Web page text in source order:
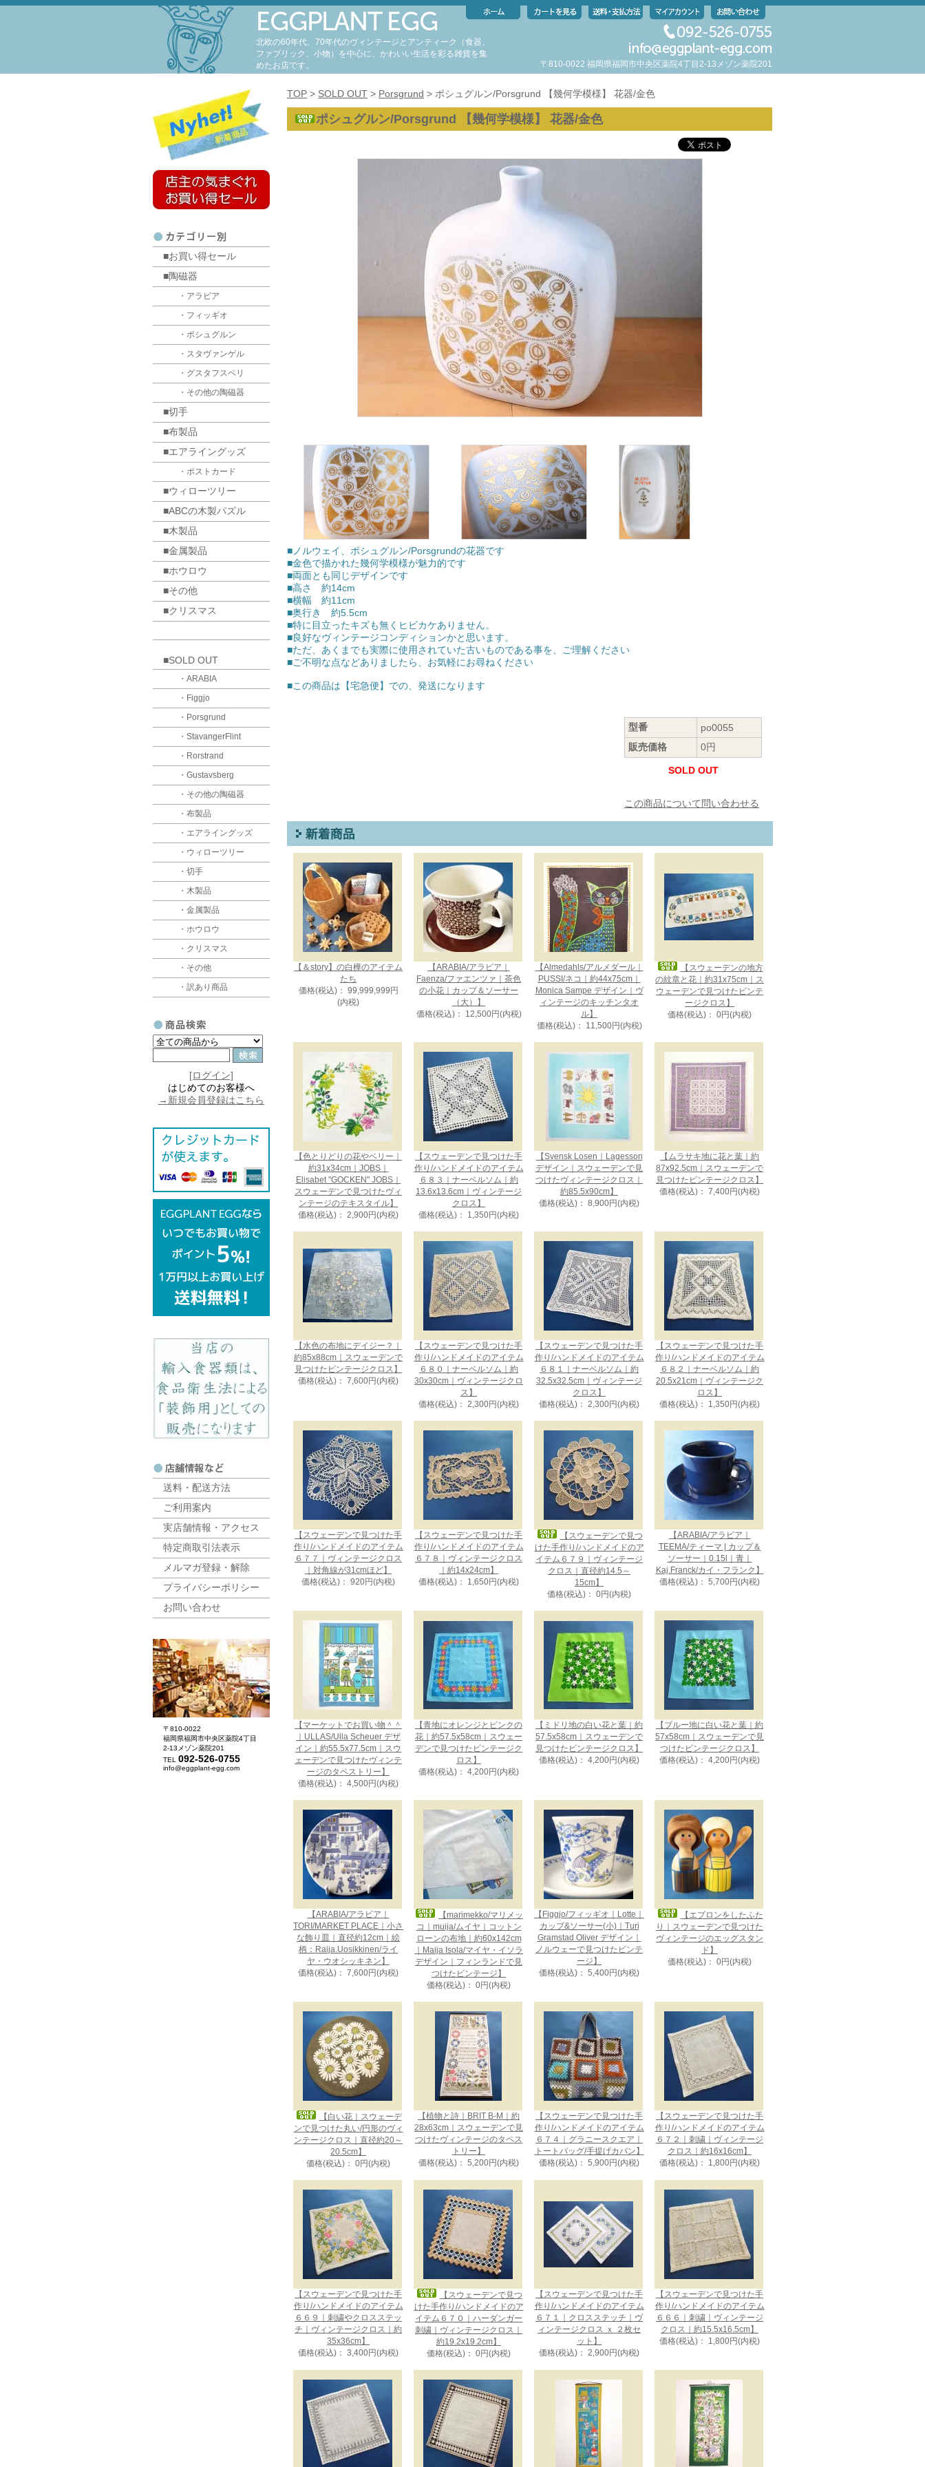
北欧の60年代、70年代のヴィンテージとアンティーク（食器、
ファブリック、小物）を中心に、かわいい生活を彩る雑貨を集
めたお店です。
〒810-0022 福岡県福岡市中央区薬院4丁目2-13メゾン薬院201
TOP > SOLD OUT > Porsgrund > ポシュグルン/Porsgrund 【幾何学模様】 花器/金色
ポシュグルン/Porsgrund 【幾何学模様】 花器/金色
■ノルウェイ、ポシュグルン/Porsgrundの花器です
■金色で描かれた幾何学模様が魅力的です
■両面とも同じデザインです
■高さ 約14cm
■横幅 約11cm
■奥行き 約5.5cm
■特に目立ったキズも無くヒビカケありません。
■良好なヴィンテージコンディションかと思います。
■ただ、あくまでも実際に使用されていた古いものである事を、ご理解ください
■ご不明な点などありましたら、お気軽にお尋ねください
■この商品は【宅急便】での、発送になります
型番
po0055
販売価格
0円
SOLD OUT
この商品について問い合わせる
【＆story】の白樺のアイテム
たち
価格(税込)： 99,999,999円
(内税)
【ARABIA/アラビア｜
Faenza/ファエンツァ｜茶色
の小花｜カップ＆ソーサー
（大）】
価格(税込)： 12,500円(内税)
【Almedahls/アルメダール｜
PUSSI/ネコ｜約44x75cm｜
Monica Sampe デザイン｜ヴ
ィンテージのキッチンタオ
ル】
価格(税込)： 11,500円(内税)
【スウェーデンの地方
の紋章と花｜約31x75cm｜ス
ウェーデンで見つけたビンテ
ージクロス】
価格(税込)： 0円(内税)
【色とりどりの花やベリー｜
約31x34cm｜JOBS｜
Elisabet "GOCKEN" JOBS｜
スウェーデンで見つけたヴィ
ンテージのテキスタイル】
価格(税込)： 2,900円(内税)
【スウェーデンで見つけた手
作り/ハンドメイドのアイテム
６８３｜ナーベルソム｜約
13.6x13.6cm｜ヴィンテージ
クロス】
価格(税込)： 1,350円(内税)
【Svensk Losen｜Lagesson
デザイン｜スウェーデンで見
つけたヴィンテージクロス｜
約85.5x90cm】
価格(税込)： 8,900円(内税)
【ムラサキ地に花と葉｜約
87x92.5cm｜スウェーデンで
見つけたビンテージクロス】
価格(税込)： 7,400円(内税)
【水色の布地にデイジー？｜
約85x88cm｜スウェーデンで
見つけたビンテージクロス】
価格(税込)： 7,600円(内税)
【スウェーデンで見つけた手
作り/ハンドメイドのアイテム
６８０｜ナーベルソム｜約
30x30cm｜ヴィンテージクロ
ス】
価格(税込)： 2,300円(内税)
【スウェーデンで見つけた手
作り/ハンドメイドのアイテム
６８１｜ナーベルソム｜約
32.5x32.5cm｜ヴィンテージ
クロス】
価格(税込)： 2,300円(内税)
【スウェーデンで見つけた手
作り/ハンドメイドのアイテム
６８２｜ナーベルソム｜約
20.5x21cm｜ヴィンテージク
ロス】
価格(税込)： 1,350円(内税)
【スウェーデンで見つけた手
作り/ハンドメイドのアイテム
６７７｜ヴィンテージクロス
｜対角線が31cmほど】
価格(税込)： 920円(内税)
【スウェーデンで見つけた手
作り/ハンドメイドのアイテム
６７８｜ヴィンテージクロス
｜約14x24cm】
価格(税込)： 1,650円(内税)
【スウェーデンで見つ
けた手作り/ハンドメイドのア
イテム６７９｜ヴィンテージ
クロス｜直径約14.5～
15cm】
価格(税込)： 0円(内税)
【ARABIA/アラビア｜
TEEMA/ティーマ | カップ＆
ソーサー｜0.15l｜青｜
Kaj.Franck/カイ・フランク】
価格(税込)： 5,700円(内税)
【マーケットでお買い物＾＾
｜ULLAS/Ulla Scheuer デザ
イン｜約55.5x77.5cm｜スウ
ェーデンで見つけたヴィンテ
ージのタペストリー】
価格(税込)： 4,500円(内税)
【青地にオレンジとピンクの
花｜約57.5x58cm｜スウェー
デンで見つけたビンテージク
ロス】
価格(税込)： 4,200円(内税)
【ミドリ地の白い花と葉｜約
57.5x58cm｜スウェーデンで
見つけたビンテージクロス】
価格(税込)： 4,200円(内税)
【ブルー地に白い花と葉｜約
57x58cm｜スウェーデンで見
つけたビンテージクロス】
価格(税込)： 4,200円(内税)
【ARABIA/アラビア｜
TORI/MARKET PLACE｜小さ
な飾り皿｜直径約12cm｜絵
柄：Raija.Uosikkinen/ライ
ヤ・ウオシッキネン】
価格(税込)： 7,600円(内税)
【marimekko/マリメッ
コ｜muija/ムイヤ｜コットン
ローンの布地｜約60x142cm
｜Maija Isola/マイヤ・イソラ
デザイン｜フィンランドで見
つけたビンテージ】
価格(税込)： 0円(内税)
【Figgjo/フィッギオ｜Lotte｜
カップ&ソーサー(小)｜Turi
Gramstad Oliver デザイン｜
ノルウェーで見つけたビンテ
ージ】
価格(税込)： 5,400円(内税)
【エプロンをしたふた
り｜スウェーデンで見つけた
ヴィンテージのエッグスタン
ド】
価格(税込)： 0円(内税)
【白い花｜スウェーデ
ンで見つけた丸い/円形のヴィ
ンテージクロス｜直径約20～
20.5cm】
価格(税込)： 0円(内税)
【植物と詩｜BRIT B-M｜約
28x63cm｜スウェーデンで見
つけたヴィンテージのタペス
トリー】
価格(税込)： 5,200円(内税)
【スウェーデンで見つけた手
作り/ハンドメイドのアイテム
６７４｜グラニースクエア｜
トートバッグ/手提げカバン】
価格(税込)： 5,900円(内税)
【スウェーデンで見つけた手
作り/ハンドメイドのアイテム
６７２｜刺繍｜ヴィンテージ
クロス｜約16x16cm】
価格(税込)： 1,800円(内税)
【スウェーデンで見つけた手
作り/ハンドメイドのアイテム
６６９｜刺繍やクロスステッ
チ｜ヴィンテージクロス｜約
35x36cm】
価格(税込)： 3,400円(内税)
【スウェーデンで見つ
けた手作り/ハンドメイドのア
イテム６７０｜ハーダンガー
刺繍｜ヴィンテージクロス｜
約19.2x19.2cm】
価格(税込)： 0円(内税)
【スウェーデンで見つけた手
作り/ハンドメイドのアイテム
６７１｜クロスステッチ｜ヴ
ィンテージクロス ｘ ２枚セ
ット】
価格(税込)： 2,900円(内税)
【スウェーデンで見つけた手
作り/ハンドメイドのアイテム
６６６｜刺繍｜ヴィンテージ
クロス｜約15.5x16.5cm】
価格(税込)： 1,800円(内税)
■お買い得セール
■陶磁器
・アラビア
・フィッギオ
・ポシュグルン
・スタヴァンゲル
・グスタフスベリ
・その他の陶磁器
■切手
■布製品
■エアライングッズ
・ポストカード
■ウィローツリー
■ABCの木製パズル
■木製品
■金属製品
■ホウロウ
■その他
■クリスマス
■SOLD OUT
・ARABIA
・Figgjo
・Porsgrund
・StavangerFlint
・Rorstrand
・Gustavsberg
・その他の陶磁器
・布製品
・エアライングッズ
・ウィローツリー
・切手
・木製品
・金属製品
・ホウロウ
・クリスマス
・その他
・訳あり商品
[ログイン]
はじめてのお客様へ
→新規会員登録はこちら
送料・配送方法
ご利用案内
実店舗情報・アクセス
特定商取引法表示
メルマガ登録・解除
プライバシーポリシー
お問い合わせ
〒810-0022
福岡県福岡市中央区薬院4丁目
2-13メゾン薬院201
TEL 092-526-0755
info@eggplant-egg.com